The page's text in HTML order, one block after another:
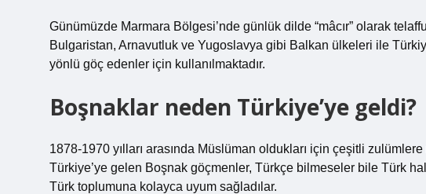
Günümüzde Marmara Bölgesi’nde günlük dilde “mâcır” olarak
Bulgaristan, Arnavutluk ve Yugoslavya gibi Balkan ülkeleri ile
yönlü göç edenler için kullanılmaktadır.
Boşnaklar neden Türkiye’ye geldi?
1878-1970 yılları arasında Müslüman oldukları için çeşitli
Türkiye’ye gelen Boşnak göçmenler, Türkçe bilmeseler bile Türk
Türk toplumuna kolayca uyum sağladılar.